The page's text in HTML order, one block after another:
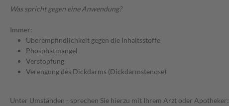
Was spricht gegen eine Anwendung?
Immer:
Überempfindlichkeit gegen die Inhaltsstoffe
Phosphatmangel
Verstopfung
Verengung des Dickdarms (Dickdarmstenose)
Unter Umständen - sprechen Sie hierzu mit Ihrem Arzt oder Apotheker: